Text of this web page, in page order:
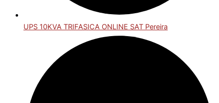
UPS 10KVA TRIFASICA ONLINE SAT Pereira